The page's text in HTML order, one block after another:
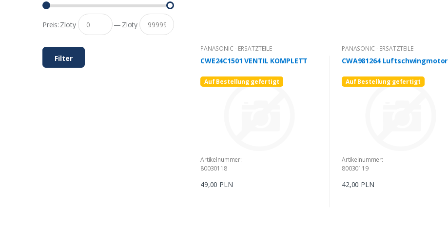
Preis: Zloty — Zloty
Filter
PANASONIC - ERSATZTEILE
CWE24C1501 VENTIL KOMPLETT
Auf Bestellung gefertigt
Artikelnummer:
80030118
49,00 PLN
PANASONIC - ERSATZTEILE
CWA981264 Luftschwingmotor
Auf Bestellung gefertigt
Artikelnummer:
80030119
42,00 PLN